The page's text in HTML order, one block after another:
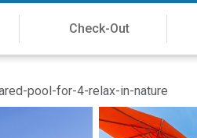
pool-for-4-relax-in-nature